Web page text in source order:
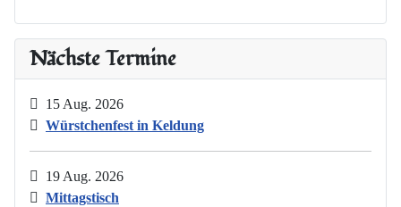
Nächste Termine
15 Aug. 2026
Würstchenfest in Keldung
19 Aug. 2026
Mittagstisch